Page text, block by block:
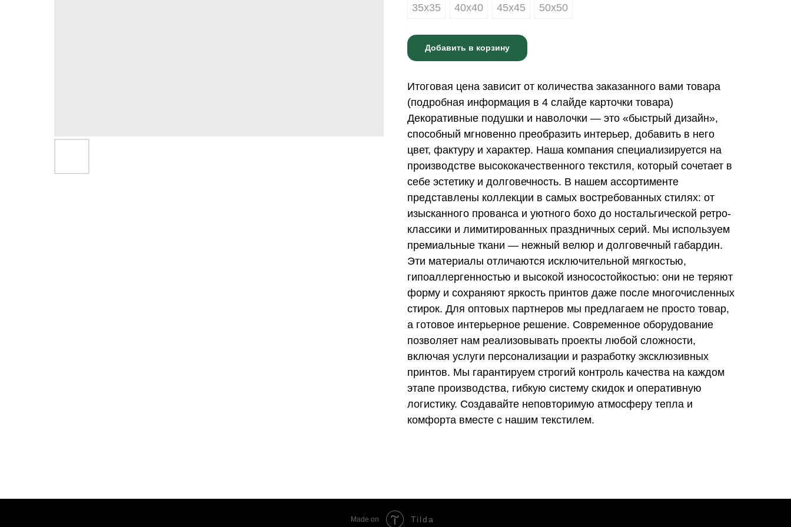
35х35
40х40 45х45 50х50
Добавить в корзину
Итоговая цена зависит от количества заказанного вами товара
(подробная информация в 4 слайде карточки товара)
Декоративные подушки и наволочки — это «быстрый дизайн»,
способный мгновенно преобразить интерьер, добавить в него
цвет, фактуру и характер. Наша компания специализируется на
производстве высококачественного текстиля, который сочетает в
себе эстетику и долговечность. В нашем ассортименте
представлены коллекции в самых востребованных стилях: от
изысканного прованса и уютного бохо до ностальгической ретро-
классики и лимитированных праздничных серий. Мы используем
премиальные ткани — нежный велюр и долговечный габардин.
Эти материалы отличаются исключительной мягкостью,
гипоаллергенностью и высокой износостойкостью: они не теряют
форму и сохраняют яркость принтов даже после многочисленных
стирок. Для оптовых партнеров мы предлагаем не просто товар,
а готовое интерьерное решение. Современное оборудование
позволяет нам реализовывать проекты любой сложности,
включая услуги персонализации и разработку эксклюзивных
принтов. Мы гарантируем строгий контроль качества на каждом
этапе производства, гибкую систему скидок и оперативную
логистику. Создавайте неповторимую атмосферу тепла и
комфорта вместе с нашим текстилем.
Made on Tilda